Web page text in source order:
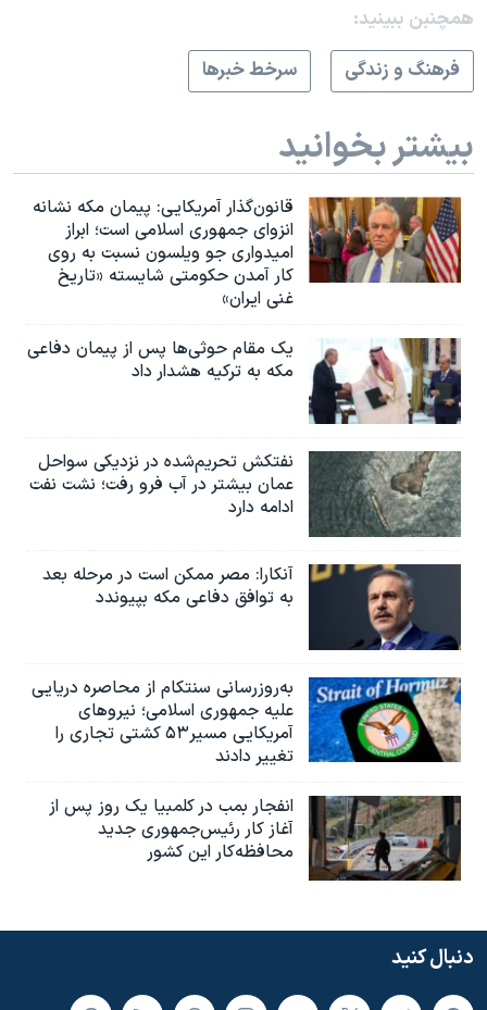
همچنبن ببینید:
فرهنگ و زندگی
سرخط خبرها
بیشتر بخوانید
قانون‌گذار آمریکایی: پیمان مکه نشانه
انزوای جمهوری اسلامی است؛ ابراز
امیدواری جو ویلسون نسبت به روی
کار آمدن حکومتی شایسته «تاریخ
غنی ایران»
یک مقام حوثی‌ها پس از پیمان دفاعی
مکه به ترکیه هشدار داد
نفتکش تحریم‌شده در نزدیکی سواحل
عمان بیشتر در آب فرو رفت؛ نشت نفت
ادامه دارد
آنکارا: مصر ممکن است در مرحله بعد
به توافق دفاعی مکه بپیوندد
به‌روزرسانی سنتکام از محاصره دریایی
علیه جمهوری اسلامی؛ نیروهای
آمریکایی مسیر۵۳ کشتی تجاری را
تغییر دادند
انفجار بمب‌‌ در کلمبیا یک روز پس از
آغاز کار رئیس‌جمهوری جدید
محافظه‌کار این کشور
دنبال کنید